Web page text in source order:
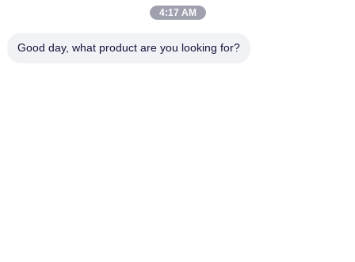
4:17 AM
Good day, what product are you looking for?